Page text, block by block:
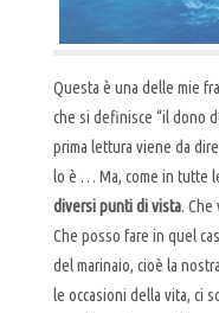
Questa è una delle mie
che si definisce “il dono
prima lettura viene da
lo è … Ma, come in tutte
diversi punti di vista. Che
Che posso fare in quel
del marinaio, cioè la
le occasioni della vita, ci